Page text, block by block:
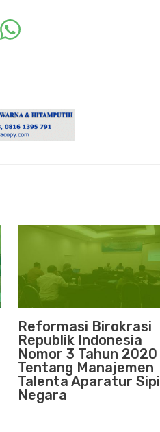
Reformasi Birokrasi
Republik Indonesia
Nomor 3 Tahun 2020
Tentang Manajemen
Talenta Aparatur Sipil
Negara